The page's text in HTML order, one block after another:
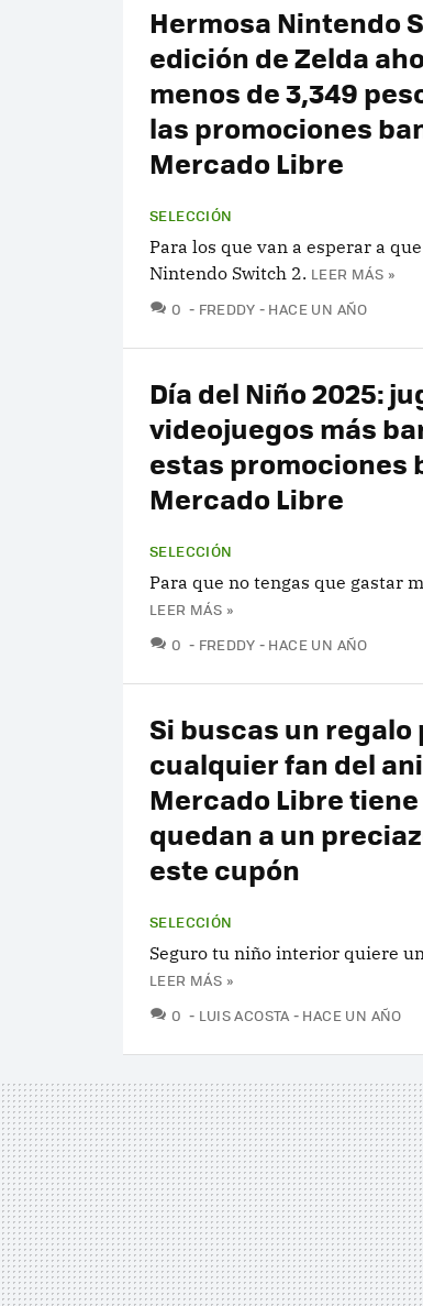
Hermosa Nintendo
edición de Zelda
menos de 3,349
las promociones
Mercado Libre
SELECCIÓN
Para los que van a esperar a
Nintendo Switch 2. LEER MÁS »
0 COMENTARIOS
FREDDY HACE UN AÑO
Día del Niño 2025:
videojuegos más
estas promociones
Mercado Libre
SELECCIÓN
Para que no tengas que gastar
LEER MÁS »
0 COMENTARIOS
FREDDY HACE UN AÑO
Si buscas un regalo
cualquier fan del
Mercado Libre
quedan a un
este cupón
SELECCIÓN
Seguro tu niño interior quiere
LEER MÁS »
0 COMENTARIOS
LUIS ACOSTA HACE UN AÑO